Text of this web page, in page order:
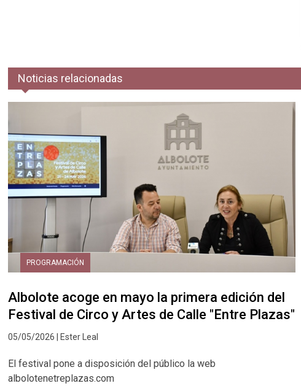
Noticias relacionadas
PROGRAMACIÓN
Albolote acoge en mayo la primera edición del
Festival de Circo y Artes de Calle "Entre Plazas"
05/05/2026 | Ester Leal
El festival pone a disposición del público la web
albolotenetreplazas.com